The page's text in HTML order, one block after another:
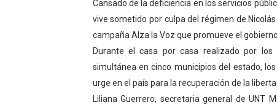
Corposalud inició talleres
Fortalecen formación
Fortaleciendo la economía
Campo Elías consolida
Cansado de la deficiencia en los servicios
vive sometido por culpa del régimen de
campaña Alza la Voz que promueve el
Durante el casa por casa realizado por
simultánea en cinco municipios del estado,
urge en el país para la recuperación de la
Liliana Guerrero, secretaria general de UNT